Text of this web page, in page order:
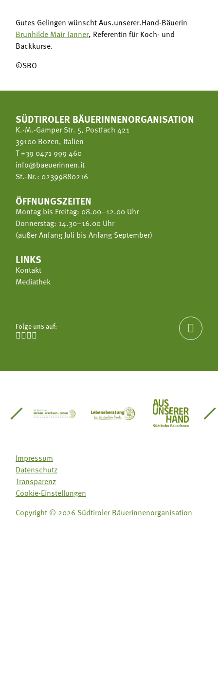
Gutes Gelingen wünscht Aus.unserer.Hand-Bäuerin
Brunhilde Mair Tanner, Referentin für Koch- und
Backkurse.
©SBO
SÜDTIROLER BÄUERINNENORGANISATION
K.-M.-Gamper Str. 5, Postfach 421
39100 Bozen, Italien
T+39 0471 999 460
info@baeuerinnen.it
St.-Nr.: 02399880216
ÖFFNUNGSZEITEN
Montag bis Freitag: 08.00–12.00 Uhr
Donnerstag: 14.30–16.00 Uhr
(außer Anfang Juli bis Anfang September)
LINKS
Kontakt
Mediathek
Folge uns auf:


Südtirol
Gärtnervereinigung
Sozialgenossenschaft Mit Bäuerinnen lernen -
Lebensberatung für dieAus unserer
Impressum
Datenschutz
Transparenz
Cookie-Einstellungen
Copyright © 2026 Südtiroler Bäuerinnenorganisation